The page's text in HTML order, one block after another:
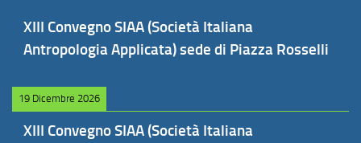
XIII Convegno SIAA (Società Italiana
Antropologia Applicata) sede di Piazza Rosselli
19 Dicembre 2026
XIII Convegno SIAA (Società Italiana